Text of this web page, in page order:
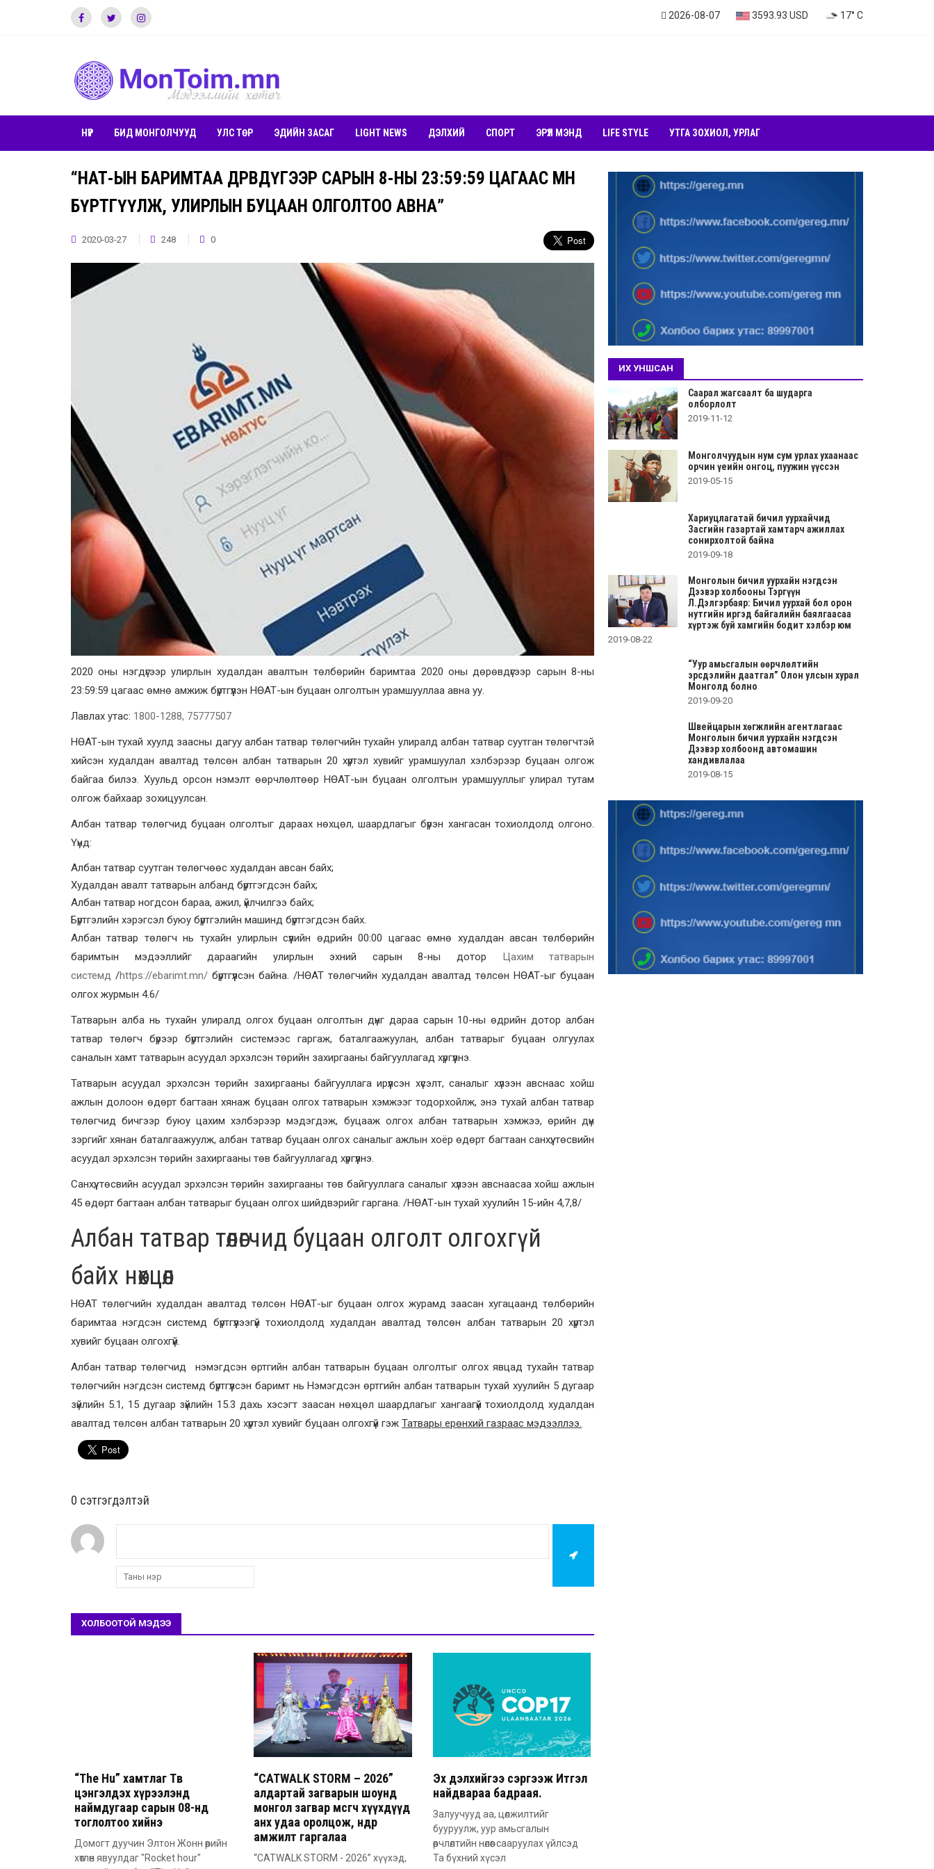
2026-08-07 3593.93 USD 17° C
НҮҮР БИД МОНГОЛЧУУД УЛС ТӨР ЭДИЙН ЗАСАГ LIGHT NEWS ДЭЛХИЙ СПОРТ ЭРҮҮЛ МЭНД LIFE STYLE УТГА ЗОХИОЛ, УРЛАГ
“НӨАТ-ЫН БАРИМТАА ДӨРӨВДҮГЭЭР САРЫН 8-НЫ 23:59:59 ЦАГААС ӨМНӨ
БҮРТГҮҮЛЖ, УЛИРЛЫН БУЦААН ОЛГОЛТОО АВНА”
2020-03-27 248 0
2020 оны нэгдүгээр улирлын худалдан авалтын төлбөрийн баримтаа 2020 оны дөрөвдүгээр сарын 8-ны
23:59:59 цагаас өмнө амжиж бүртгүүлэн НӨАТ-ын буцаан олголтын урамшууллаа авна уу.
Лавлах утас: 1800-1288, 75777507
НӨАТ-ын тухай хуулд заасны дагуу албан татвар төлөгчийн тухайн улиралд албан татвар суутган төлөгчтэй
хийсэн худалдан авалтад төлсөн албан татварын 20 хүртэл хувийг урамшуулал хэлбэрээр буцаан олгож
байгаа билээ. Хуульд орсон нэмэлт өөрчлөлтөөр НӨАТ-ын буцаан олголтын урамшууллыг улирал тутам
олгож байхаар зохицуулсан.
Албан татвар төлөгчид буцаан олголтыг дараах нөхцөл, шаардлагыг бүрэн хангасан тохиолдолд олгоно.
Үүнд:
Албан татвар суутган төлөгчөөс худалдан авсан байх;
Худалдан авалт татварын албанд бүртгэгдсэн байх;
Албан татвар ногдсон бараа, ажил, үйлчилгээ байх;
Бүртгэлийн хэрэгсэл буюу бүртгэлийн машинд бүртгэгдсэн байх.
Албан татвар төлөгч нь тухайн улирлын сүүлийн өдрийн 00:00 цагаас өмнө худалдан авсан төлбөрийн
баримтын мэдээллийг дараагийн улирлын эхний сарын 8-ны дотор Цахим татварын
системд /https://ebarimt.mn/ бүртгүүлсэн байна. /НӨАТ төлөгчийн худалдан авалтад төлсөн НӨАТ-ыг буцаан
олгох журмын 4.6/
Татварын алба нь тухайн улиралд олгох буцаан олголтын дүнг дараа сарын 10-ны өдрийн дотор албан
татвар төлөгч бүрээр бүртгэлийн системээс гаргаж, баталгаажуулан, албан татварыг буцаан олгуулах
саналын хамт татварын асуудал эрхэлсэн төрийн захиргааны байгууллагад хүргүүлнэ.
Татварын асуудал эрхэлсэн төрийн захиргааны байгууллага ирүүлсэн хүсэлт, саналыг хүлээн авснаас хойш
ажлын долоон өдөрт багтаан хянаж буцаан олгох татварын хэмжээг тодорхойлж, энэ тухай албан татвар
төлөгчид бичгээр буюу цахим хэлбэрээр мэдэгдэж, буцааж олгох албан татварын хэмжээ, өрийн дүн
зэргийг хянан баталгаажуулж, албан татвар буцаан олгох саналыг ажлын хоёр өдөрт багтаан санхүү, төсвийн
асуудал эрхэлсэн төрийн захиргааны төв байгууллагад хүргүүлнэ.
Санхүү, төсвийн асуудал эрхэлсэн төрийн захиргааны төв байгууллага саналыг хүлээн авснаасаа хойш ажлын
45 өдөрт багтаан албан татварыг буцаан олгох шийдвэрийг гаргана. /НӨАТ-ын тухай хуулийн 15-ийн 4,7,8/
Албан татвар төлөгчид буцаан олголт олгохгүй
байх нөхцөл
НӨАТ төлөгчийн худалдан авалтад төлсөн НӨАТ-ыг буцаан олгох журамд заасан хугацаанд төлбөрийн
баримтаа нэгдсэн системд бүртгүүлээгүй тохиолдолд худалдан авалтад төлсөн албан татварын 20 хүртэл
хувийг буцаан олгохгүй.
Албан татвар төлөгчид нэмэгдсэн өртгийн албан татварын буцаан олголтыг олгох явцад тухайн татвар
төлөгчийн нэгдсэн системд бүртгүүлсэн баримт нь Нэмэгдсэн өртгийн албан татварын тухай хуулийн 5 дугаар
зүйлийн 5.1, 15 дугаар зүйлийн 15.3 дахь хэсэгт заасан нөхцөл шаардлагыг хангаагүй тохиолдолд худалдан
авалтад төлсөн албан татварын 20 хүртэл хувийг буцаан олгохгүй гэж Татвары ерөнхий газраас мэдээллээ.
0 cэтгэгдэлтэй
ХОЛБООТОЙ МЭДЭЭ
“The Hu” хамтлаг Төв
цэнгэлдэх хүрээлэнд
наймдугаар сарын 08-нд
тоглолтоо хийнэ
Домогт дуучин Элтон Жонн өөрийн
хөтлөн явуулдаг "Rocket hour"
“CATWALK STORM – 2026”
алдартай загварын шоунд
монгол загвар өмсөгч хүүхдүүд
анх удаа оролцож, өндөр
амжилт гаргалаа
“CATWALK STORM - 2026” хүүхэд,
Эх дэлхийгээ сэргээж Итгэл
найдвараа бадраая.
Залуучууд аа, цөлжилтийг
бууруулж, уур амьсгалын
өөрчлөлтийн нөлөөг сааруулах үйлсэд
Та бүхний хүсэл
ИХ УНШСАН
Саарал жагсаалт ба шударга
олборлолт
2019-11-12
Монголчуудын нум сум урлах ухаанаас
орчин үеийн онгоц, пуужин үүссэн
2019-05-15
Хариуцлагатай бичил уурхайчид
Засгийн газартай хамтарч ажиллах
сонирхолтой байна
2019-09-18
Монголын бичил уурхайн нэгдсэн
Дээвэр холбооны Тэргүүн
Л.Дэлгэрбаяр: Бичил уурхай бол орон
нутгийн иргэд байгалийн баялгаасаа
хүртэж буй хамгийн бодит хэлбэр юм
2019-08-22
“Уур амьсгалын өөрчлөлтийн
эрсдэлийн даатгал” Олон улсын хурал
Монголд болно
2019-09-20
Швейцарын хөгжлийн агентлагаас
Монголын бичил уурхайн нэгдсэн
Дээвэр холбоонд автомашин
хандивлалаа
2019-08-15